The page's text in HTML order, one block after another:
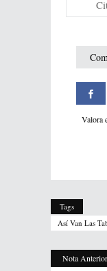
Valora
Tags
Así Van Las
Nota Anterior